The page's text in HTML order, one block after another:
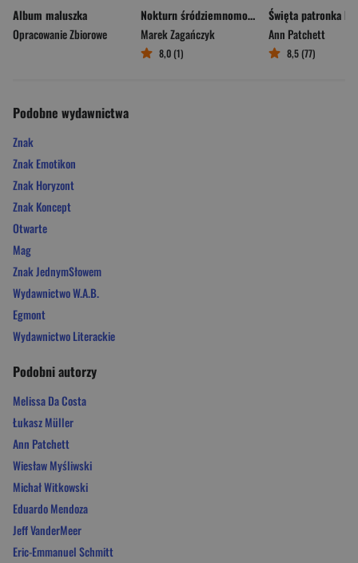
Album maluszka
Opracowanie Zbiorowe
Nokturn śródziemnomorski
Marek Zagańczyk
8,0 (1)
Ann Patchett
8,5 (77)
Podobne wydawnictwa
Znak
Znak Emotikon
Znak Horyzont
Znak Koncept
Otwarte
Mag
Znak JednymSłowem
Wydawnictwo W.A.B.
Egmont
Wydawnictwo Literackie
Podobni autorzy
Melissa Da Costa
Łukasz Müller
Ann Patchett
Wiesław Myśliwski
Michał Witkowski
Eduardo Mendoza
Jeff VanderMeer
Eric-Emmanuel Schmitt